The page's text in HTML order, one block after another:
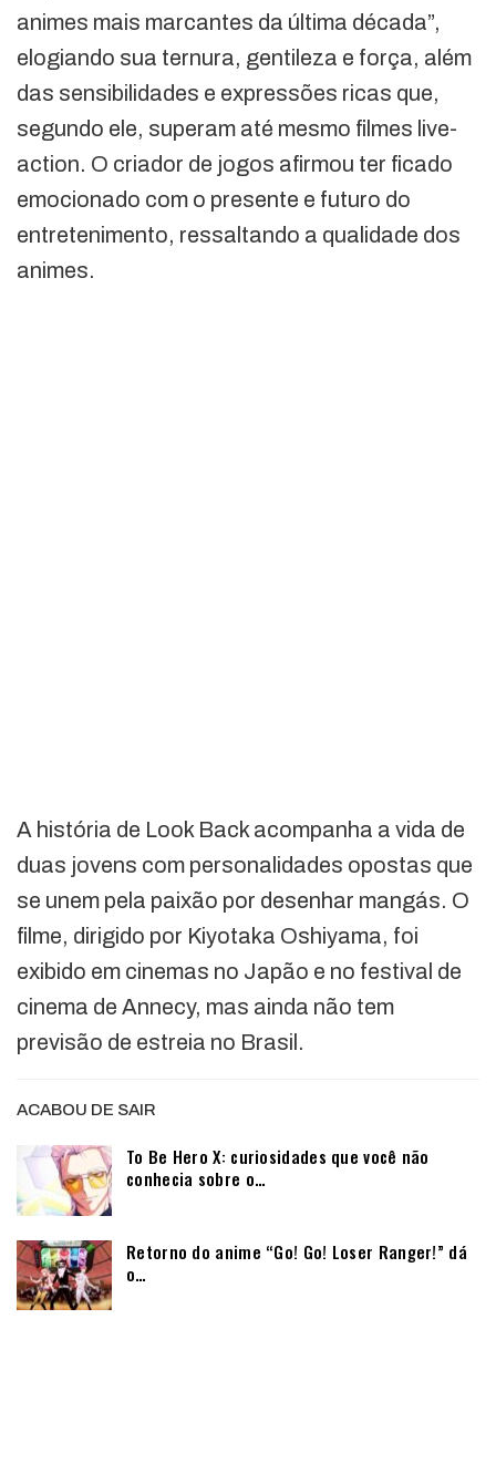
animes mais marcantes da última década”,
elogiando sua ternura, gentileza e força, além
das sensibilidades e expressões ricas que,
segundo ele, superam até mesmo filmes live-
action. O criador de jogos afirmou ter ficado
emocionado com o presente e futuro do
entretenimento, ressaltando a qualidade dos
animes.
A história de Look Back acompanha a vida de
duas jovens com personalidades opostas que
se unem pela paixão por desenhar mangás. O
filme, dirigido por Kiyotaka Oshiyama, foi
exibido em cinemas no Japão e no festival de
cinema de Annecy, mas ainda não tem
previsão de estreia no Brasil.
ACABOU DE SAIR
To Be Hero X: curiosidades que você não
conhecia sobre o…
Retorno do anime “Go! Go! Loser Ranger!” dá
o…